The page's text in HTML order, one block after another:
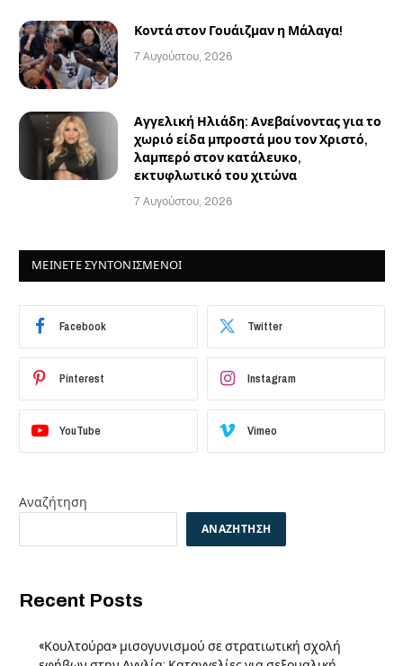
Κοντά στον Γουάιζμαν η Μάλαγα!
7 Αυγούστου, 2026
Αγγελική Ηλιάδη: Ανεβαίνοντας για το
χωριό είδα μπροστά μου τον Χριστό,
λαμπερό στον κατάλευκο,
εκτυφλωτικό του χιτώνα
7 Αυγούστου, 2026
ΜΕΙΝΕΤΕ ΣΥΝΤΟΝΙΣΜΕΝΟΙ
Facebook Twitter
Pinterest Instagram
YouTube Vimeo
Αναζήτηση
ΑΝΑΖΉΤΗΣΗ
Recent Posts
«Κουλτούρα» μισογυνισμού σε στρατιωτική σχολή